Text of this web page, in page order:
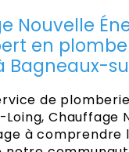
Nouvelle
en
Bagneaux-
de
Chauffage
à comprendre